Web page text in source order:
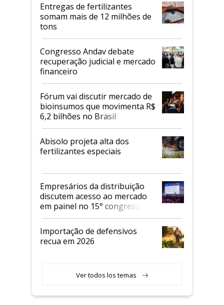
Entregas de fertilizantes
somam mais de 12 milhões de
tons
Congresso Andav debate
recuperação judicial e mercado
financeiro
Fórum vai discutir mercado de
bioinsumos que movimenta R$
6,2 bilhões no Brasil
Abisolo projeta alta dos
fertilizantes especiais
Empresários da distribuição
discutem acesso ao mercado
em painel no 15° congresso
Andav
Importação de defensivos
recua em 2026
Ver todos los temas